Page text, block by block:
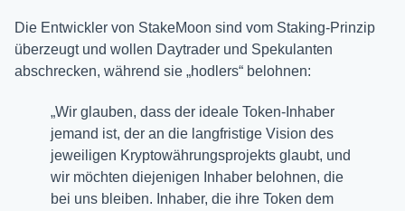
Die Entwickler von StakeMoon sind vom Staking-Prinzip
überzeugt und wollen Daytrader und Spekulanten
abschrecken, während sie „hodlers“ belohnen:
„Wir glauben, dass der ideale Token-Inhaber
jemand ist, der an die langfristige Vision des
jeweiligen Kryptowährungsprojekts glaubt, und
wir möchten diejenigen Inhaber belohnen, die
bei uns bleiben. Inhaber, die ihre Token dem